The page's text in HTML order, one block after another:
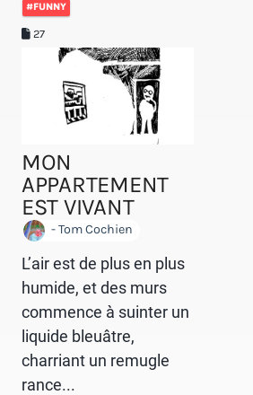
#FUNNY
27
MON
APPARTEMENT
EST VIVANT
- Tom Cochien
L’air est de plus en plus
humide, et des murs
commence à suinter un
liquide bleuâtre,
charriant un remugle
rance...